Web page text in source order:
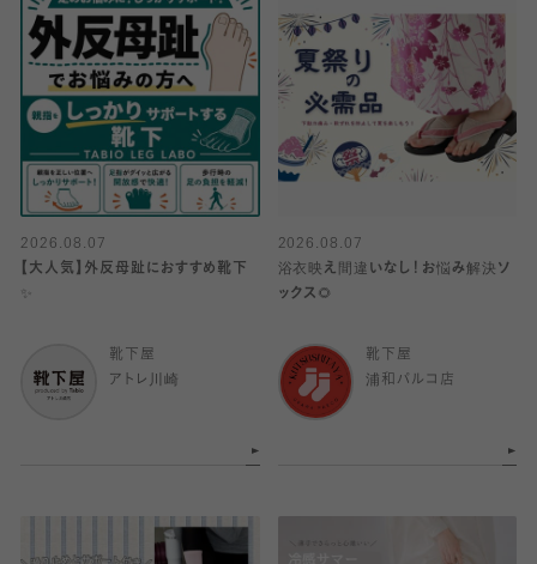
2026.08.07
【大人気】外反母趾におすすめ靴下
靴下屋
アトレ川崎
2026.08.07
浴衣映え間違いなし！お悩み解決ソ
ックス🌻
靴下屋
浦和パルコ店